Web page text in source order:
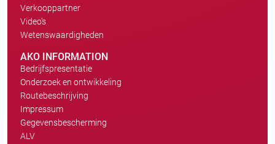
Verkooppartner
Video's
Wetenswaardigheden
AKO INFORMATION
Bedrijfspresentatie
Onderzoek en ontwikkeling
Routebeschrijving
Impressum
Gegevensbescherming
ALV